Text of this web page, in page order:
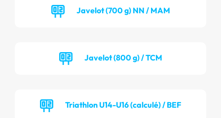
Javelot (700 g) NN / MAM
Javelot (800 g) / TCM
Triathlon U14-U16 (calculé) / BEF